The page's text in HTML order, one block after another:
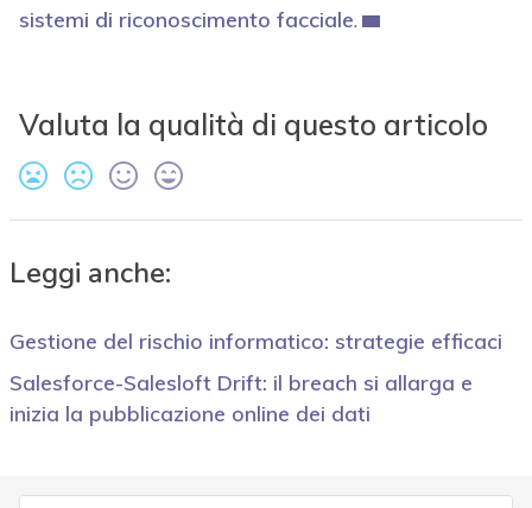
sistemi di riconoscimento facciale.
Valuta la qualità di questo articolo
Leggi anche:
Gestione del rischio informatico: strategie efficaci
Salesforce-Salesloft Drift: il breach si allarga e
inizia la pubblicazione online dei dati